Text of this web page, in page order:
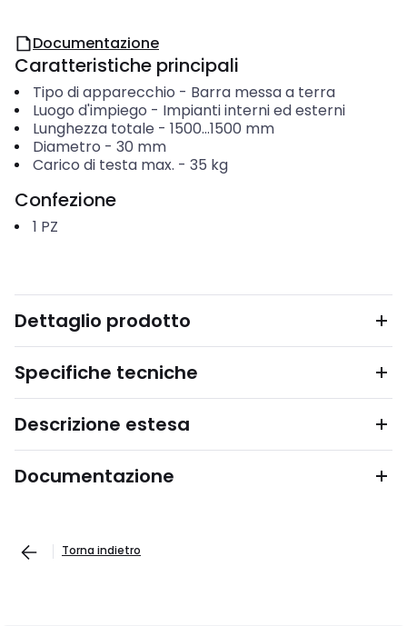
Documentazione
Caratteristiche principali
Tipo di apparecchio - Barra messa a terra
Luogo d'impiego - Impianti interni ed esterni
Lunghezza totale - 1500...1500 mm
Diametro - 30 mm
Carico di testa max. - 35 kg
Confezione
1 PZ
Dettaglio prodotto
Specifiche tecniche
Descrizione estesa
Documentazione
Torna indietro